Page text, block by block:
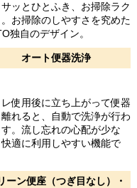
サッとひとふき、お掃除ラク
お掃除のしやすさを究めた
独自のデザイン。
オート便器洗浄
レ使用後に立ち上がって便器
れると、自動で洗浄が行わ
。流し忘れの心配が少な
快適に利用しやすい機能で
ーン便座（つぎ目なし）・